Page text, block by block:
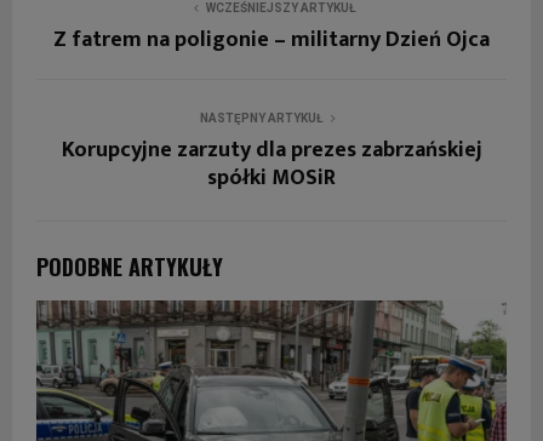
WCZEŚNIEJSZY ARTYKUŁ
Z fatrem na poligonie – militarny Dzień Ojca
NASTĘPNY ARTYKUŁ
Korupcyjne zarzuty dla prezes zabrzańskiej
spółki MOSiR
PODOBNE ARTYKUŁY